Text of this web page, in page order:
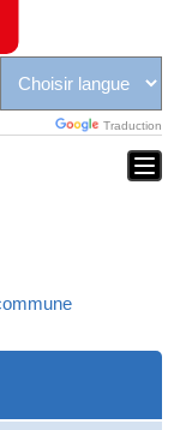
Traduction